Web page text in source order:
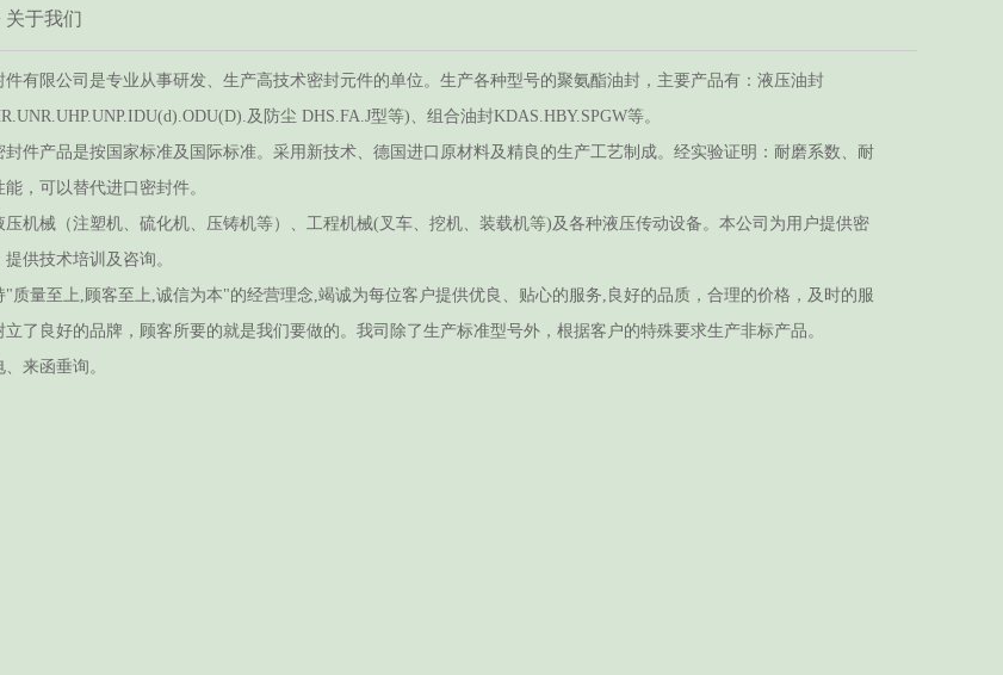
关于我们
限公司是专业从事研发、生产高技术密封元件的单位。生产各种型号的聚氨酯油封，主要产品有：液压油封
及防尘 DHS.FA.J型等)、组合油封KDAS.HBY.SPGW等。
产品是按国家标准及国际标准。采用新技术、德国进口原材料及精良的生产工艺制成。经实验证明：耐磨系数、耐
，可以替代进口密封件。
械（注塑机、硫化机、压铸机等）、工程机械(叉车、挖机、装载机等)及各种液压传动设备。本公司为用户提供密
供技术培训及咨询。
量至上,顾客至上,诚信为本"的经营理念,竭诚为每位客户提供优良、贴心的服务,良好的品质，合理的价格，及时的服
了良好的品牌，顾客所要的就是我们要做的。我司除了生产标准型号外，根据客户的特殊要求生产非标产品。
来函垂询。